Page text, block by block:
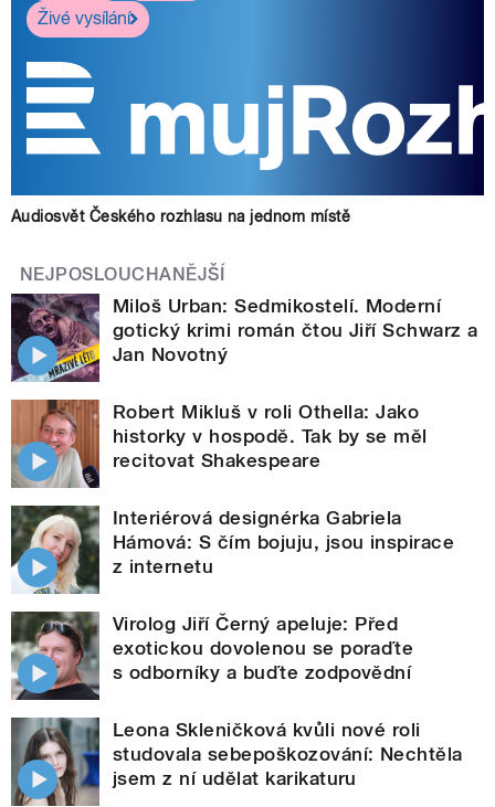
Živé vysílání
Audiosvět Českého rozhlasu na jednom místě
NEJPOSLOUCHANĚJŠÍ
Miloš Urban: Sedmikostelí. Moderní
gotický krimi román čtou Jiří Schwarz a
Jan Novotný
Robert Mikluš v roli Othella: Jako
historky v hospodě. Tak by se měl
recitovat Shakespeare
Interiérová designérka Gabriela
Hámová: S čím bojuju, jsou inspirace
z internetu
Virolog Jiří Černý apeluje: Před
exotickou dovolenou se poraďte
s odborníky a buďte zodpovědní
Leona Skleničková kvůli nové roli
studovala sebepoškozování: Nechtěla
jsem z ní udělat karikaturu